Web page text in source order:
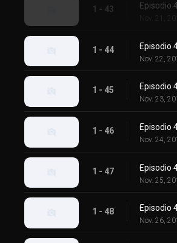
1 - 43 Episodio
1 - 44 Episodio
Nov. 22,
1 - 45 Episodio
Nov. 23,
1 - 46 Episodio
Nov. 24,
1 - 47 Episodio
Nov. 25,
1 - 48 Episodio
Nov. 26,